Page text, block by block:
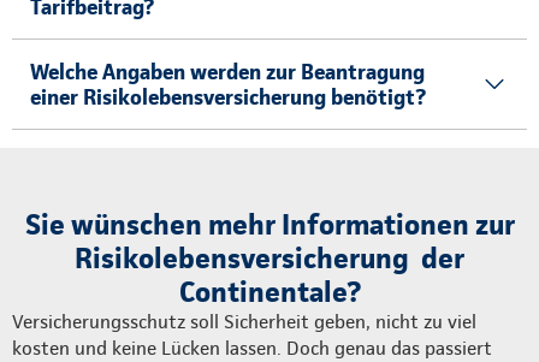
Tarifbeitrag?
Welche Angaben werden zur Beantragung
einer Risikolebensversicherung benötigt?
Sie wünschen mehr Informationen zur
Risikolebensversicherung der
Continentale?
Versicherungsschutz soll Sicherheit geben, nicht zu viel
kosten und keine Lücken lassen. Doch genau das passiert